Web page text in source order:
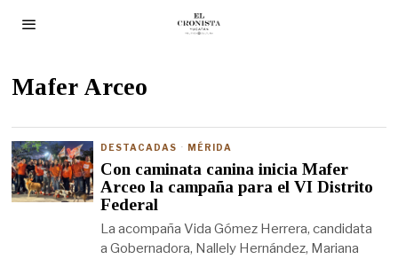
Mafer Arceo
DESTACADAS · MÉRIDA
Con caminata canina inicia Mafer
Arceo la campaña para el VI Distrito
Federal
La acompaña Vida Gómez Herrera, candidata
a Gobernadora, Nallely Hernández, Mariana